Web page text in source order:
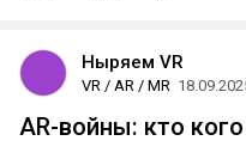
Ныряем VR
VR / AR / MR
AR-войны: кто